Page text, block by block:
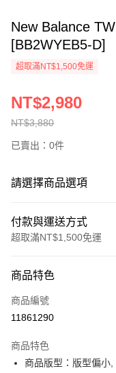
New Balance
[BB2WYEB5-D]
超取滿NT$1,500免運
NT$3,880
NT$2,980
已賣出：0件
請選擇商品選項
付款與運送方式
超取滿NT$1,500免運
信用卡一次付款
信用卡分期付款
合作金庫商業銀行
華南商業銀行
超商取貨付款
商品特色
商品編號
11861290
商品特色
商品版型：版型偏小